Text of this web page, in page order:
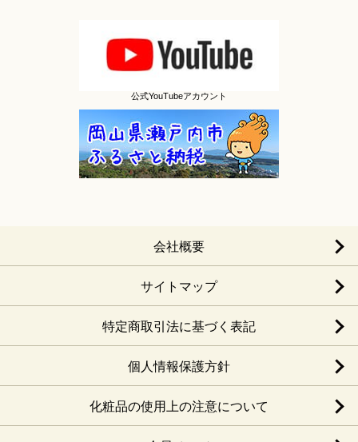
公式YouTubeアカウント
会社概要
サイトマップ
特定商取引法に基づく表記
個人情報保護方針
化粧品の使用上の注意について